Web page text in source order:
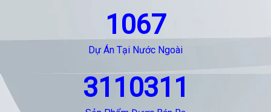
1067
Dự Án Tại Nước Ngoài
3110311